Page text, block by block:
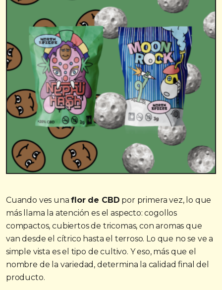
Cuando ves unaflor de CBD por primera vez, lo que
más llama la atención es el aspecto: cogollos
compactos, cubiertos de tricomas, con aromas que
van desde el cítrico hasta el terroso. Lo que no se ve a
simple vista es el tipo de cultivo. Y eso, más que el
nombre de la variedad, determina la calidad final del
producto.